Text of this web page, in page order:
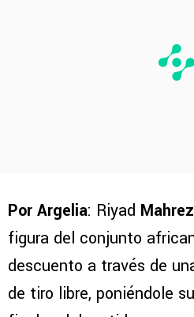
Por Argelia: Riyad Mahrez
figura del conjunto
descuento a través de
de tiro libre, poniéndole